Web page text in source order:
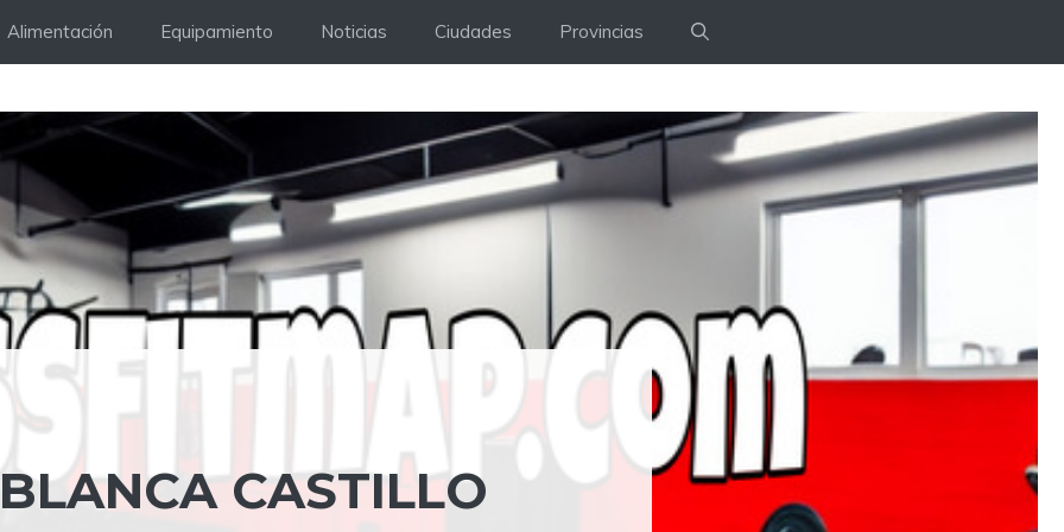
Alimentación Equipamiento Noticias Ciudades Provincias
CASTILLO